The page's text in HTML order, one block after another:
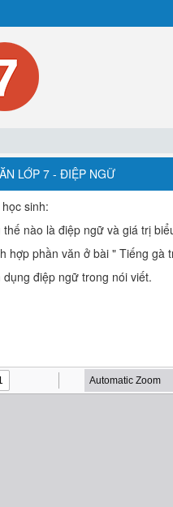
LỚP 7 - ĐIỆP NGỮ
sinh:
thế nào là điệp ngữ và giá trị
hợp phần văn ở bài " Tiếng gà
dụng điệp ngữ trong nói viết.